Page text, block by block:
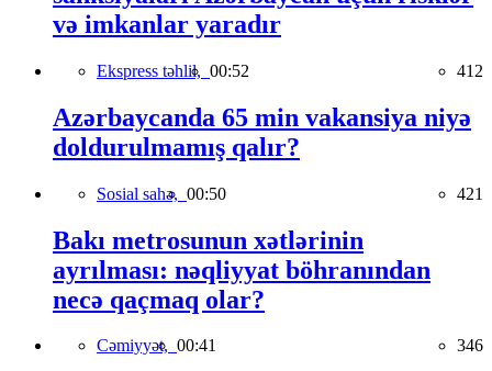
və imkanlar yaradır
Ekspress təhlil, 00:52 412
Azərbaycanda 65 min vakansiya niyə
doldurulmamış qalır?
Sosial sahə, 00:50 421
Bakı metrosunun xətlərinin
ayrılması: nəqliyyat böhranından
necə qaçmaq olar?
Cəmiyyət, 00:41 346